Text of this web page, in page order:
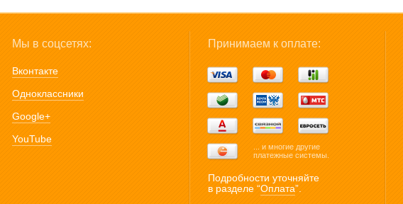
Мы в соцсетях:
Вконтакте
Одноклассники
Google+
YouTube
Принимаем к оплате:
... и многие другие
платежные системы.
Подробности уточняйте
в разделе “Оплата”.